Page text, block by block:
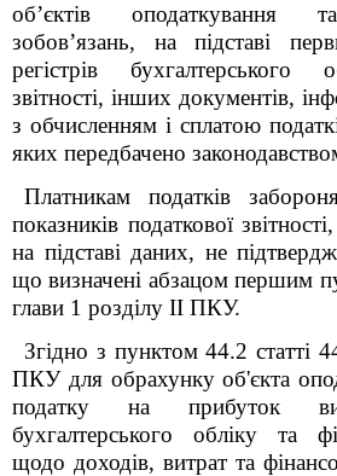
об’єктів оподаткування
зобов’язань, на підставі
регістрів бухгалтерського
звітності, інших документів,
з обчисленням і сплатою
яких передбачено
Платникам податків
показників податкової
на підставі даних, не
що визначені абзацом першим
глави 1 розділу II ПКУ.
Згідно з пунктом 44.2 статті
ПКУ для обрахунку об'єкта
податку на прибуток
бухгалтерського обліку та
щодо доходів, витрат та